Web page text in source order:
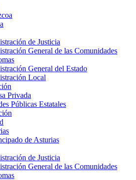
de Justicia
General de las Comunidades
General del Estado
Local
Privada
Públicas Estatales
de Asturias
de Justicia
General de las Comunidades